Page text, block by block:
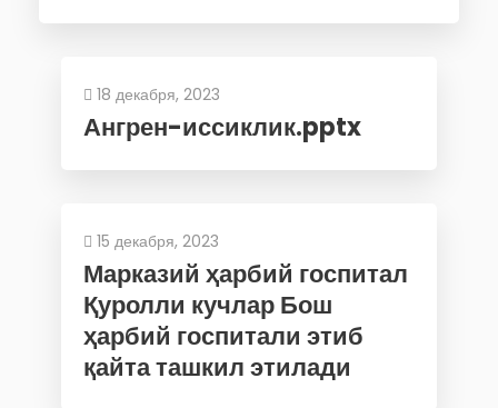
18 декабря, 2023
Ангрен-иссиклик.pptx
15 декабря, 2023
Марказий ҳарбий госпитал
Қуролли кучлар Бош
ҳарбий госпитали этиб
қайта ташкил этилади